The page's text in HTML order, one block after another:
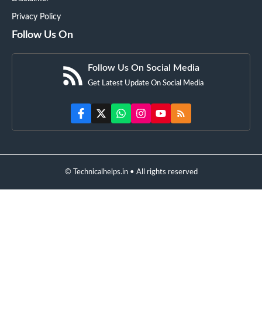
Privacy Policy
Follow Us On
Follow Us On Social Media
Get Latest Update On Social Media
© Technicalhelps.in • All rights reserved